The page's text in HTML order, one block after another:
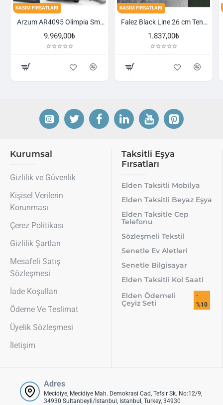
Falez Black Line 26 cm Tencere Schafer Cookhaus 6 Parça Çelik Sahan Seti-Gümüş
KASIM FIRSATLARI
Kurumsal
Gizlilik ve Güvenlik
Kişisel Verilerin
Korunması
Çerez Politikası
Gizlilik Şartları
Mesafeli Satış
Sözleşmesi
İade Koşulları
Ödeme Ve Teslimat
Üyelik Sözleşmesi
İletişim
Taksitli Eşya
Fırsatları
Elden Taksitli Mobilya
Elden Taksitli Beyaz Eşya
Elden Taksitle Cep
Telefonu
Sözleşmeli Tekstil
Senetle Ev Aletleri
Senetle Bilgisayar
Elden Taksitli Kol Saati
Elden Ödemeli
Çeyiz Seti
-
%10
Adres
Mecidiye, Mecidiye Mah. Demokrasi Cad, Tefsir Sk. No:12/9,
34930 Sultanbeyli/İstanbul, Istanbul, Turkey, 34930